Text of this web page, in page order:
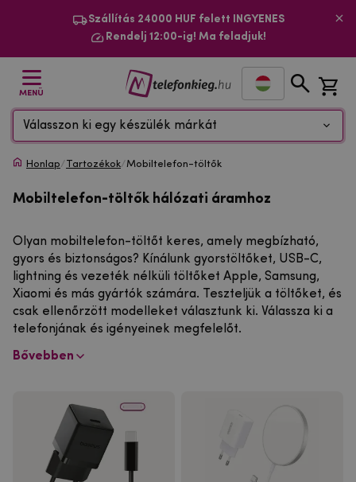
Szállítás 24000 HUF felett INGYENES
Rendelj 12:00-ig! Ma feladjuk!
MENÜ
Válasszon ki egy készülék márkát
Honlap/Tartozékok/Mobiltelefon-töltők
Mobiltelefon-töltők hálózati áramhoz
Olyan mobiltelefon-töltőt keres, amely megbízható,
gyors és biztonságos? Kínálunk gyorstöltőket, USB-C,
lightning és vezeték nélküli töltőket Apple, Samsung,
Xiaomi és más gyártók számára. Teszteljük a töltőket, és
csak ellenőrzött modelleket választunk ki. Válassza ki a
telefonjának és igényeinek megfelelőt.
Bővebben